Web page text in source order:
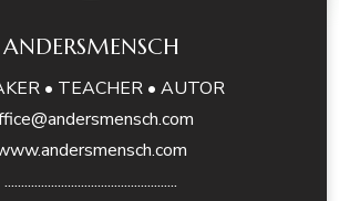
ANDERSMENSCH
• TEACHER • AUTOR
....................................................